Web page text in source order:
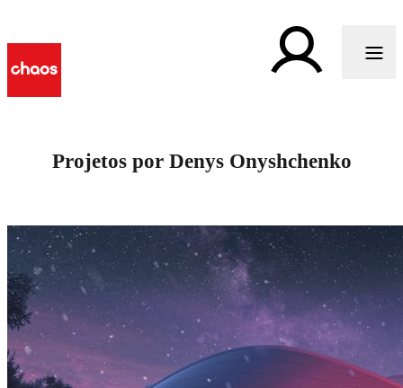
Projetos por Denys Onyshchenko